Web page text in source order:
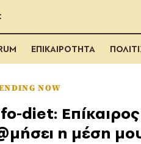
ΕΠΙΚΑΙΡΟΤΗΤΑ
NOW
diet:
η μέση